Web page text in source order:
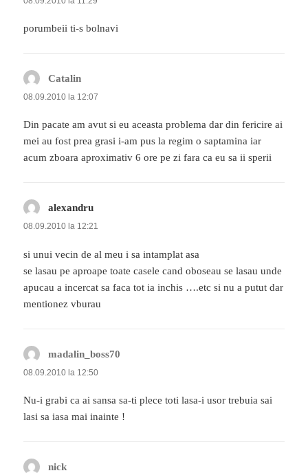
porumbeii ti-s bolnavi
Catalin
08.09.2010 la 12:07
Din pacate am avut si eu aceasta problema dar din fericire ai
mei au fost prea grasi i-am pus la regim o saptamina iar
acum zboara aproximativ 6 ore pe zi fara ca eu sa ii sperii
alexandru
08.09.2010 la 12:21
si unui vecin de al meu i sa intamplat asa
se lasau pe aproape toate casele cand oboseau se lasau unde
apucau a incercat sa faca tot ia inchis ….etc si nu a putut dar
mentionez vburau
madalin_boss70
08.09.2010 la 12:50
Nu-i grabi ca ai sansa sa-ti plece toti lasa-i usor trebuia sai
lasi sa iasa mai inainte !
nick